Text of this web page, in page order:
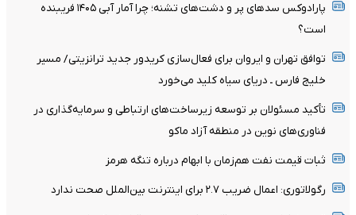
پارادوکس سدهای پر و دشت‌های تشنه؛ چرا آمار آبی ۱۴۰۵ فریبنده
است؟
توافق تهران و ایروان برای فعال‌سازی کریدور جدید ترانزیتی/ مسیر
خلیج فارس ـ دریای سیاه کلید می‌خورد
تأکید مسئولان بر توسعه زیرساخت‌های ارتباطی و سرمایه‌گذاری در
فناوری‌های نوین در منطقه آزاد ماکو
ثبات قیمت نفت هم‌زمان با ابهام درباره تنگه هرمز
رگولاتوری: اعمال ضریب ۲.۷ برای اینترنت بین‌الملل صحت ندارد